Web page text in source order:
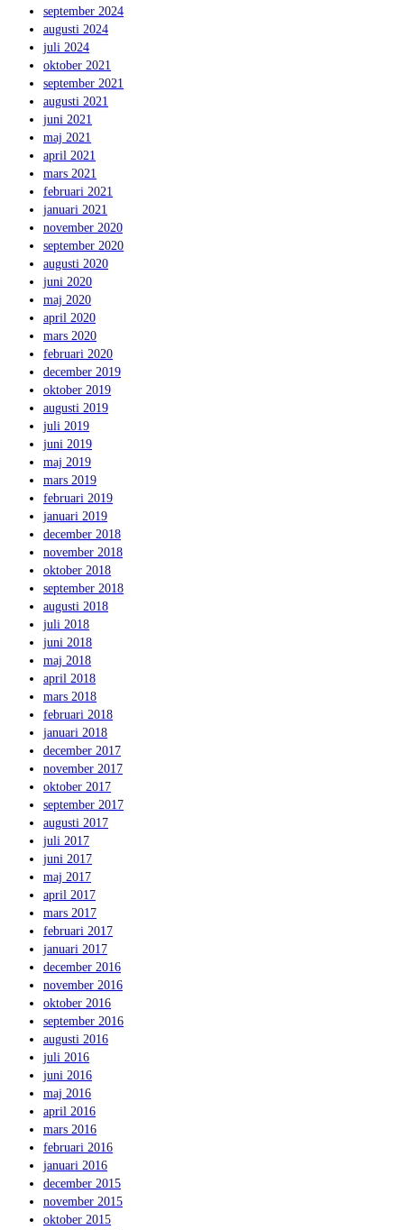
september 2024
augusti 2024
juli 2024
oktober 2021
september 2021
augusti 2021
juni 2021
maj 2021
april 2021
mars 2021
februari 2021
januari 2021
november 2020
september 2020
augusti 2020
juni 2020
maj 2020
april 2020
mars 2020
februari 2020
december 2019
oktober 2019
augusti 2019
juli 2019
juni 2019
maj 2019
mars 2019
februari 2019
januari 2019
december 2018
november 2018
oktober 2018
september 2018
augusti 2018
juli 2018
juni 2018
maj 2018
april 2018
mars 2018
februari 2018
januari 2018
december 2017
november 2017
oktober 2017
september 2017
augusti 2017
juli 2017
juni 2017
maj 2017
april 2017
mars 2017
februari 2017
januari 2017
december 2016
november 2016
oktober 2016
september 2016
augusti 2016
juli 2016
juni 2016
maj 2016
april 2016
mars 2016
februari 2016
januari 2016
december 2015
november 2015
oktober 2015